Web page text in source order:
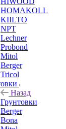
HOMAKOLL
KIILTO
NPT
Lechner
Probond
Mitol
Berger
Tricol
Назад
Грунтовки
Berger
Bona